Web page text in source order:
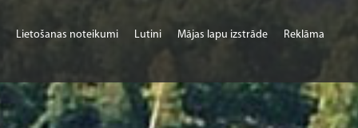
Lietošanas noteikumi Lutini Mājas lapu izstrāde Reklāma